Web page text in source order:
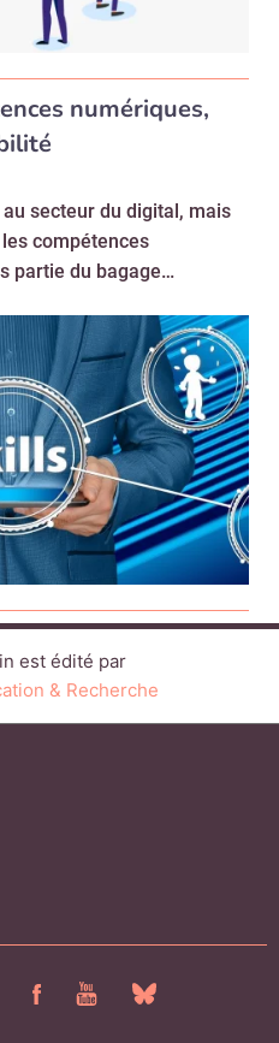
numériques,
secteur du digital, mais
compétences
partie du bagage…
est édité par
& Recherche
FACEBOOKYOUTUBEBLUESKY